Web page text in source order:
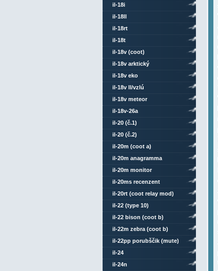
il-18i
il-18ll
il-18rt
il-18t
il-18v (coot)
il-18v arktický
il-18v eko
il-18v ll/vzlú
il-18v meteor
il-18v-26a
il-20 (č.1)
il-20 (č.2)
il-20m (coot a)
il-20m anagramma
il-20m monitor
il-20ms recenzent
il-20rt (coot relay mod)
il-22 (type 10)
il-22 bison (coot b)
il-22m zebra (coot b)
il-22pp porubščik (mute)
il-24
il-24n